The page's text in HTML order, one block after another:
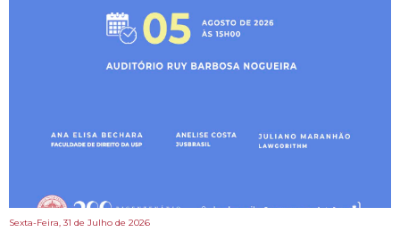
Sexta-Feira, 31 de Julho de 2026